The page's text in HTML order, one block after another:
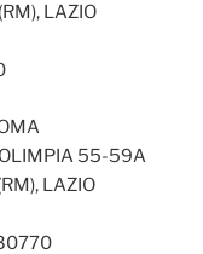
LAZIO
55-59A
LAZIO